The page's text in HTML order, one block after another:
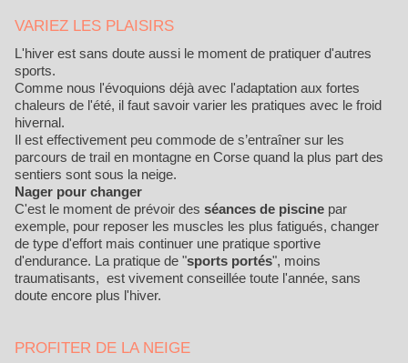
VARIEZ LES PLAISIRS
L'hiver est sans doute aussi le moment de pratiquer d'autres
sports.
Comme nous l'évoquions déjà avec l'adaptation aux fortes
chaleurs de l'été, il faut savoir varier les pratiques avec le froid
hivernal.
Il est effectivement peu commode de s’entraîner sur les
parcours de trail en montagne en Corse quand la plus part des
sentiers sont sous la neige.
Nager pour changer
C'est le moment de prévoir des séances de piscine par
exemple, pour reposer les muscles les plus fatigués, changer
de type d'effort mais continuer une pratique sportive
d'endurance. La pratique de "sports portés", moins
traumatisants, est vivement conseillée toute l'année, sans
doute encore plus l'hiver.
PROFITER DE LA NEIGE